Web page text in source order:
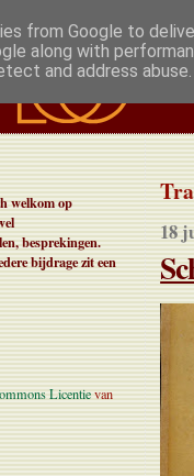
18
welkom op
besprekingen.
bijdrage zit een
Licentievan
from Google to
along with
and address abuse.